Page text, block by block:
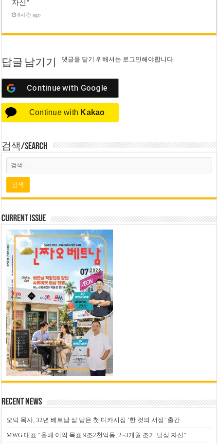
자신”
8시간 ago
답글 남기기 댓글을 달기 위해서는 로그인해야합니다.
Continue with Google
Continue with Kakao
검색/Search
Current Issue
Recent News
오덕 목사, 32년 베트남 삶 담은 첫 디카시집 ‘한 컷의 서정’ 출간
MWG 대표 “올해 이익 목표 9조2천억동, 2~3개월 조기 달성 자신”